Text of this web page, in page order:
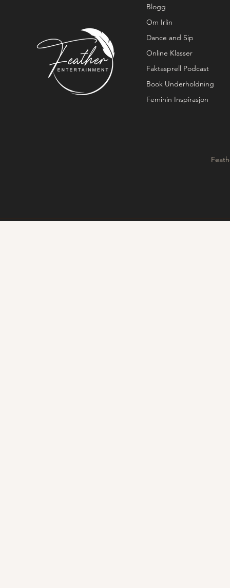
Blogg
Om Irlin
Dance and Sip
Online Klasser
Faktasprell Podcast
Book Underholdning
Feminin Inspirasjon